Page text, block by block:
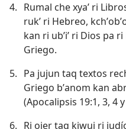
4. Rumal che xyaʼ ri
rukʼ ri Hebreo,
kan ri ubʼiʼ ri Dios pa
Griego.
5. Pa jujun taq textos
Griego bʼanom kan
(Apocalipsis 19:1, 3, 4 y
6. Ri ojer taq kiwuj ri